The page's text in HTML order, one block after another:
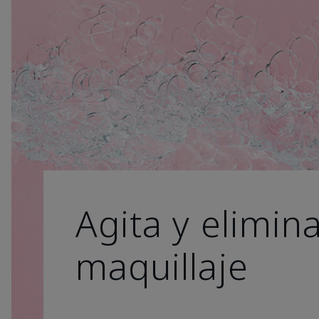
Agita y
maquillaje